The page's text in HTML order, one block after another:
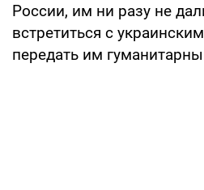
России, им ни разу не
встретиться с
передать им